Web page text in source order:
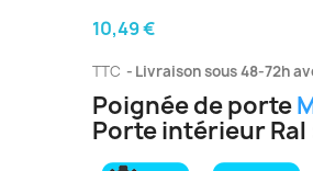
10,49 €
TTC Livraison sous 48-72h
Poignée de porte
Porte intérieur Ral